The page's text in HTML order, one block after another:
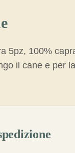
5pz, 100%
il cane e per la